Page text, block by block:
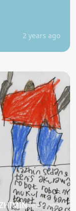
2 years ago
2 years ago